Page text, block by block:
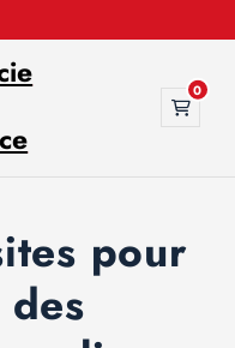
0
pour